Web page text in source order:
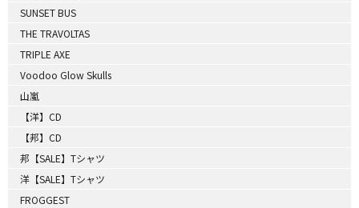
SUNSET BUS
THE TRAVOLTAS
TRIPLE AXE
Voodoo Glow Skulls
山嵐
【洋】CD
【邦】CD
邦【SALE】Tシャツ
洋【SALE】Tシャツ
FROGGEST